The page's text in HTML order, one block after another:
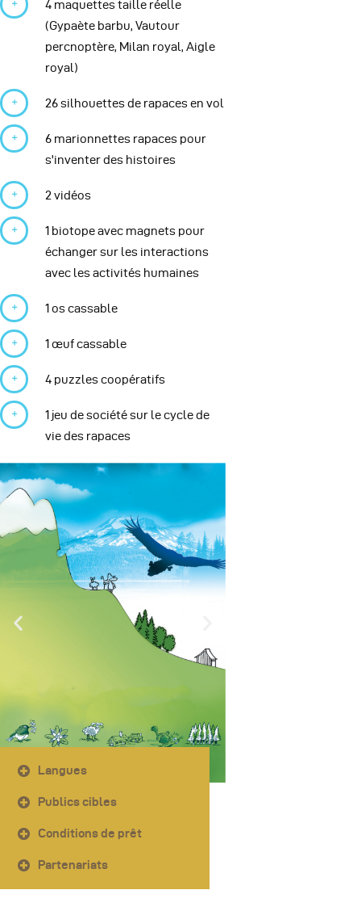
Langues
Publics cibles
Conditions de prêt
Partenariats
4 maquettes taille réelle
(Gypaète barbu, Vautour
percnoptère, Milan royal, Aigle
royal)
26 silhouettes de rapaces en vol
6 marionnettes rapaces pour
s'inventer des histoires
2 vidéos
1 biotope avec magnets pour
échanger sur les interactions
avec les activités humaines
1 os cassable
1 œuf cassable
4 puzzles coopératifs
1 jeu de société sur le cycle de
vie des rapaces